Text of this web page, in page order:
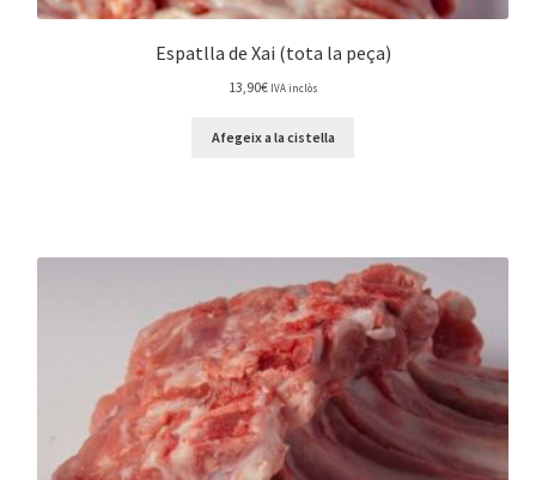
Espatlla de Xai (tota la peça)
13,90€ IVA inclòs
Afegeix a la cistella